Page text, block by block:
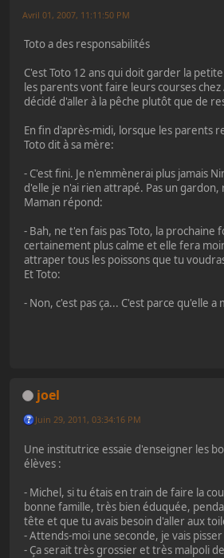
Avril 01, 2007, 11:11:50 PM
Toto a des responsabilités
C'est Toto 12 ans qui doit garder la
les parents vont faire leurs courses chez
décidé d'aller à la pêche plutôt que de
En fin d'après-midi, lorsque les parents
Toto dit à sa mère:
- C'est fini. Je n'emmènerai plus jamais
d'elle je n'ai rien attrapé. Pas un gardon,
Maman répond:
- Bah, ne t'en fais pas Toto, la prochaine
certainement plus calme et elle fera
attraper tous les poissons que tu
Et Toto:
- Non, c'est pas ça... C'est parce qu'elle a
joel
Juin 29, 2011, 03:34:16 PM
Une institutrice essaie d'enseigner les
élèves :
- Michel, si tu étais en train de faire la
bonne famille, très bien éduquée,
tête et que tu avais besoin d'aller aux
- Attends-moi une seconde, je vais
- Ça serait très grossier et très malpoli